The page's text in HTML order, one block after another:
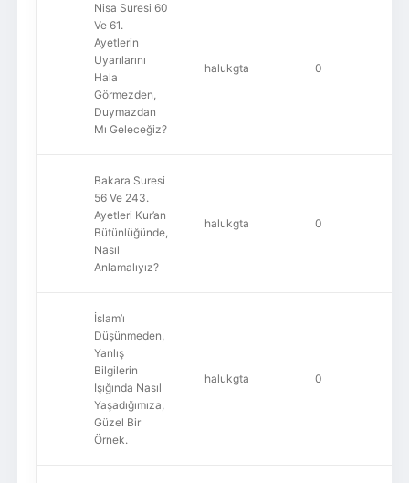
Nisa Suresi 60
Ve 61.
Ayetlerin
Uyarılarını
Hala
Görmezden,
Duymazdan
Mı Geleceğiz?
halukgta 0
Bakara Suresi
56 Ve 243.
Ayetleri Kur’an
Bütünlüğünde,
Nasıl
Anlamalıyız?
halukgta 0
İslam’ı
Düşünmeden,
Yanlış
Bilgilerin
Işığında Nasıl
Yaşadığımıza,
Güzel Bir
Örnek.
halukgta 0